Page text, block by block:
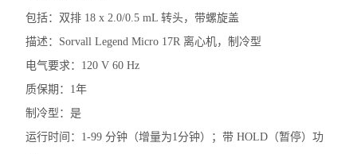
低温冰箱
程序降温仪
酸度计PH计
包括：双排 18 x 2.0/0.5 mL 转头，带螺旋盖
描述：Sorvall Legend Micro 17R 离心机，制冷型
电气要求：120 V 60 Hz
质保期：1年
制冷型：是
运行时间：1-99 分钟（增量为1分钟）；带 HOLD（暂停）功